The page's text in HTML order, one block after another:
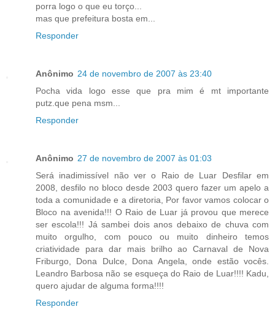
porra logo o que eu torço...
mas que prefeitura bosta em...
Responder
Anônimo 24 de novembro de 2007 às 23:40
Pocha vida logo esse que pra mim é mt importante
putz.que pena msm...
Responder
Anônimo 27 de novembro de 2007 às 01:03
Será inadimissível não ver o Raio de Luar Desfilar em
2008, desfilo no bloco desde 2003 quero fazer um apelo a
toda a comunidade e a diretoria, Por favor vamos colocar o
Bloco na avenida!!! O Raio de Luar já provou que merece
ser escola!!! Já sambei dois anos debaixo de chuva com
muito orgulho, com pouco ou muito dinheiro temos
criatividade para dar mais brilho ao Carnaval de Nova
Friburgo, Dona Dulce, Dona Angela, onde estão vocês.
Leandro Barbosa não se esqueça do Raio de Luar!!!! Kadu,
quero ajudar de alguma forma!!!!
Responder